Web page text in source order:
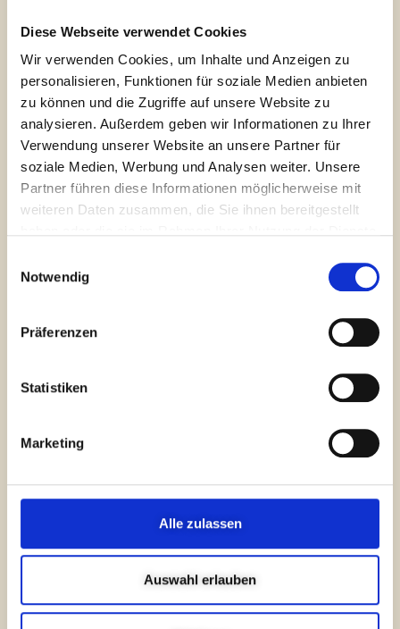
Diese Webseite verwendet Cookies
Wir verwenden Cookies, um Inhalte und Anzeigen zu
personalisieren, Funktionen für soziale Medien anbieten
zu können und die Zugriffe auf unsere Website zu
analysieren. Außerdem geben wir Informationen zu Ihrer
Verwendung unserer Website an unsere Partner für
soziale Medien, Werbung und Analysen weiter. Unsere
Partner führen diese Informationen möglicherweise mit
weiteren Daten zusammen, die Sie ihnen bereitgestellt
Notwendig
Präferenzen
Statistiken
Marketing
Alle zulassen
Auswahl erlauben
beiMarionAngerabsolvieren und habe meine Prüfung
erfolgreich bestanden.
WAS IST PFERDEGESTÜTZTES COACHING?
Pferdegestütztes Coaching ist erlebbar,
nachhaltig, innovativ, zeitsparend und
authentisch. Pferde sind hochsensibel, durch ihre
FÜR WEN IST PFERDEGESTÜTZTES COACHING?
Familien, Paare, Teams, Führungskräfte, Firmen,
etc.
Mir persönlich liegt es sehr am Herzen, Kinder
und Jugendliche bei ihren Problemen im Alltag zu
der Eltern, Ängste, Selbstwert, Überforderung
WIE FUNKTIONIERT PFERDEGESTÜTZTES
Du hast das Pferd am Halfter verbunden durch
einen Führstrick und unterhältst dich mit mir.
Dabei spürt das Pferd deinen Herzschlag, du